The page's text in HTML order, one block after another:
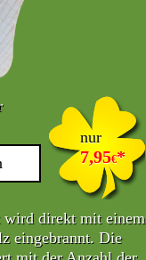
nur
7,95€*
wird direkt mit einem
eingebrannt. Die